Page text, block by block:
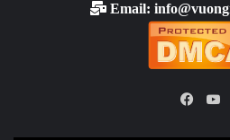
Email: